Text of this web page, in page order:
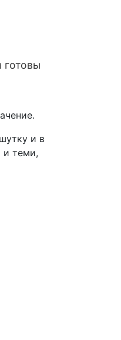
готовы
и в
и теми,